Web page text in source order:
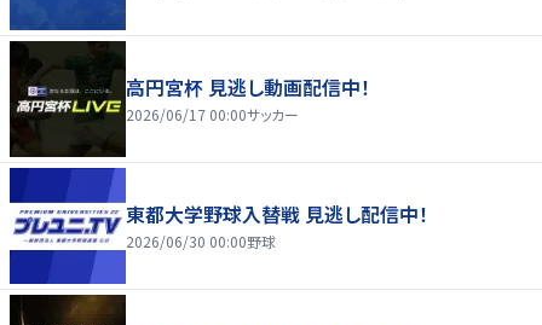
高円宮杯 見逃し動画配信中！
2026/06/17 00:00サッカー
東都大学野球入替戦 見逃し配信中！
2026/06/30 00:00野球